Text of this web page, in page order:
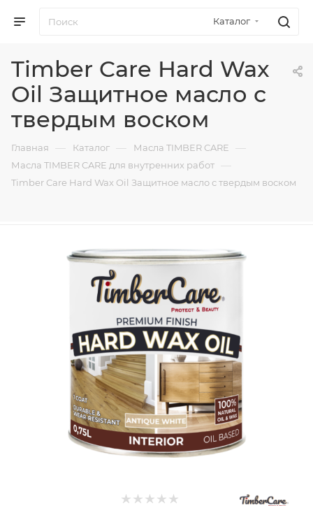
Каталог
Timber Care Hard Wax
Oil Защитное масло с
твердым воском
Главная — Каталог — Масла TIMBER CARE —
Масла TIMBER CARE для внутренних работ —
Timber Care Hard Wax Oil Защитное масло с твердым воском